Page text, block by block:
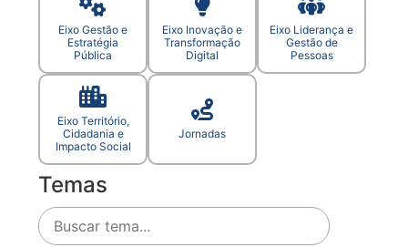
Eixo Gestão e
Estratégia
Pública
Eixo Inovação e
Transformação
Digital
Eixo Liderança e
Gestão de
Pessoas
Eixo Território,
Cidadania e
Impacto Social
Jornadas
Temas